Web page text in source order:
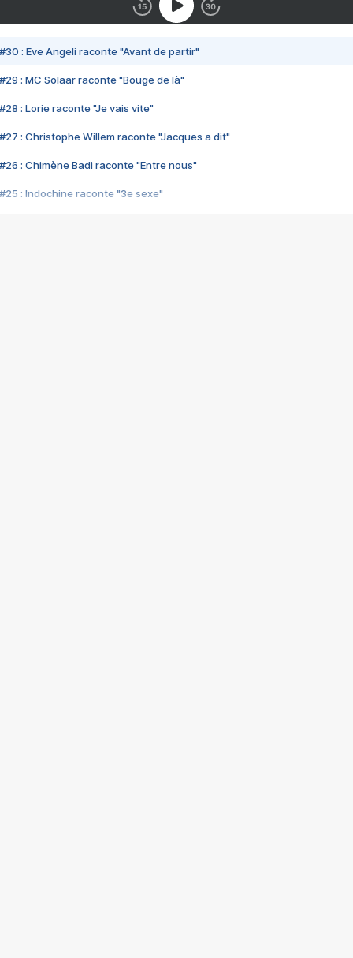
#30 : Eve Angeli raconte "Avant de partir"
#29 : MC Solaar raconte "Bouge de là"
#28 : Lorie raconte "Je vais vite"
#27 : Christophe Willem raconte "Jacques a dit"
#26 : Chimène Badi raconte "Entre nous"
#25 : Indochine raconte "3e sexe"